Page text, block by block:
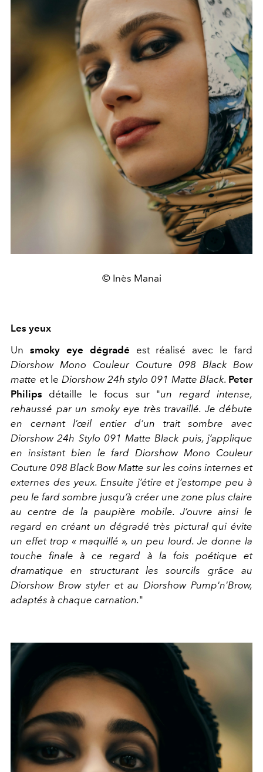
© Inès Manai
Les yeux
Un smoky eye dégradé est réalisé avec le fard
Diorshow Mono Couleur Couture 098 Black Bow
matte et le Diorshow 24h stylo 091 Matte Black. Peter
Philips détaille le focus sur "un regard intense,
rehaussé par un smoky eye très travaillé. Je débute
en cernant l’œil entier d’un trait sombre avec
Diorshow 24h Stylo 091 Matte Black puis, j’applique
en insistant bien le fard Diorshow Mono Couleur
Couture 098 Black Bow Matte sur les coins internes et
externes des yeux. Ensuite j’étire et j’estompe peu à
peu le fard sombre jusqu’à créer une zone plus claire
au centre de la paupière mobile. J’ouvre ainsi le
regard en créant un dégradé très pictural qui évite
un effet trop « maquillé », un peu lourd. Je donne la
touche finale à ce regard à la fois poétique et
dramatique en structurant les sourcils grâce au
Diorshow Brow styler et au Diorshow Pump'n'Brow,
adaptés à chaque carnation."